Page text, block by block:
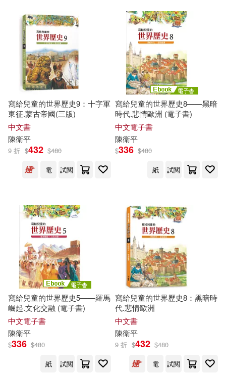
寫給兒童的世界歷史9：十字軍
東征.蒙古帝國(三版)
中文書
陳衛平
9 折 $432 $480
電
試閱
寫給兒童的世界歷史8——黑暗
時代.悲情歐洲 (電子書)
中文電子書
陳衛平
$336 $480
紙
試閱
寫給兒童的世界歷史5——羅馬
崛起.文化交融 (電子書)
中文電子書
陳衛平
$336 $480
紙
試閱
寫給兒童的世界歷史8：黑暗時
代.悲情歐洲
中文書
陳衛平
9 折 $432 $480
電
試閱